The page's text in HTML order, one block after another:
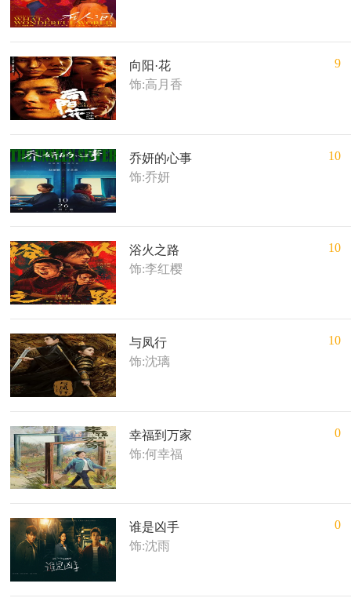
向阳·花
饰:高月香
9
乔妍的心事
饰:乔妍
10
浴火之路
饰:李红樱
10
与凤行
饰:沈璃
10
幸福到万家
饰:何幸福
0
谁是凶手
饰:沈雨
0